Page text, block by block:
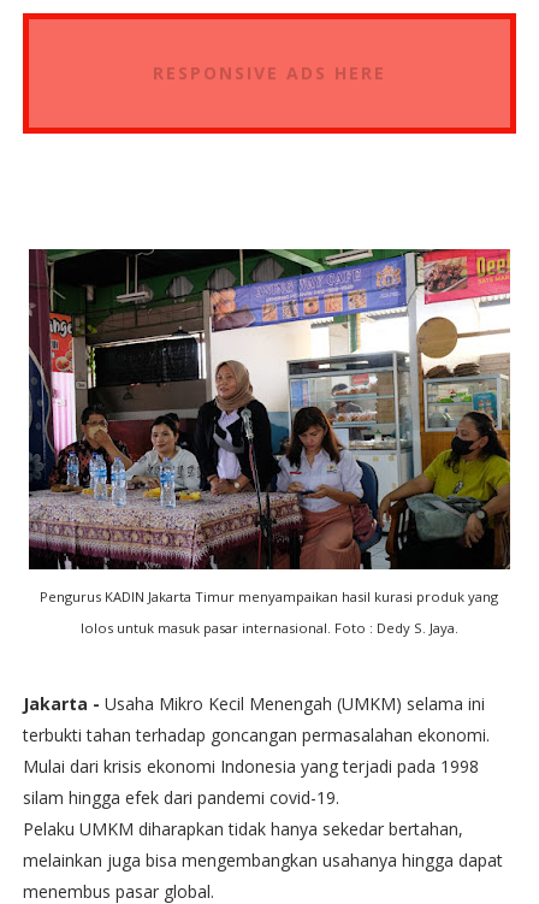
RESPONSIVE ADS HERE
Pengurus KADIN Jakarta Timur menyampaikan hasil kurasi produk yang
lolos untuk masuk pasar internasional. Foto : Dedy S. Jaya.
Jakarta - Usaha Mikro Kecil Menengah (UMKM) selama ini
terbukti tahan terhadap goncangan permasalahan ekonomi.
Mulai dari krisis ekonomi Indonesia yang terjadi pada 1998
silam hingga efek dari pandemi covid-19.
Pelaku UMKM diharapkan tidak hanya sekedar bertahan,
melainkan juga bisa mengembangkan usahanya hingga dapat
menembus pasar global.